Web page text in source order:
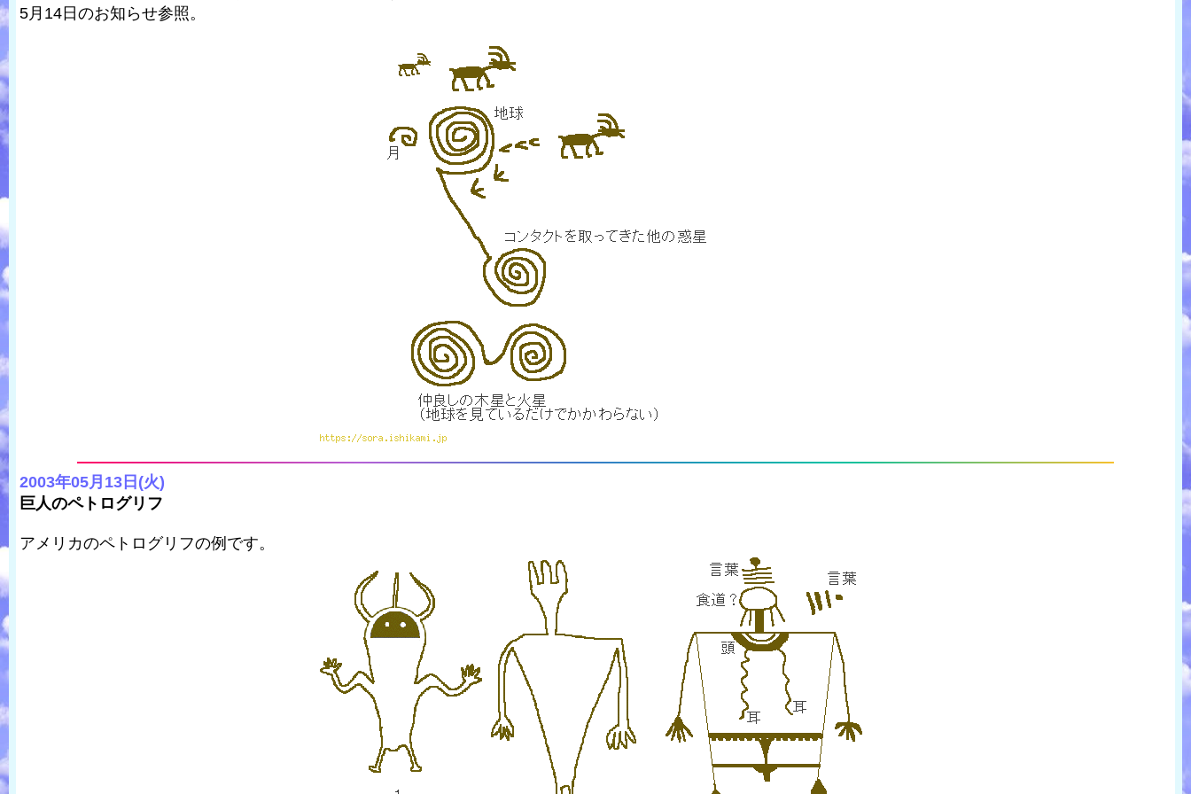
5月14日のお知らせ参照。
2003年05月13日(火)
巨人のペトログリフ
アメリカのペトログリフの例です。